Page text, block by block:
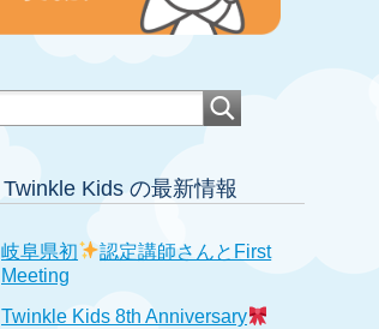
Twinkle Kids の最新情報
岐阜県初
認定講師さんとFirst
Meeting
Twinkle Kids 8th Anniversary